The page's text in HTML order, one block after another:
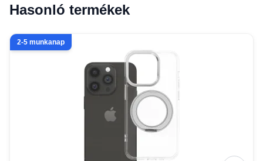
Hasonló termékek
2-5 munkanap